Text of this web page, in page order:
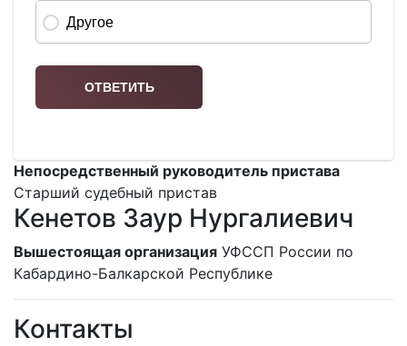
Непосредственный руководитель пристава
Старший судебный пристав
Кенетов Заур Нургалиевич
Вышестоящая организация УФССП России по
Кабардино-Балкарской Республике
Контакты